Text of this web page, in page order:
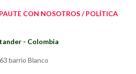
CON NOSOTROS / POLÍTICA
- Colombia
barrio Blanco